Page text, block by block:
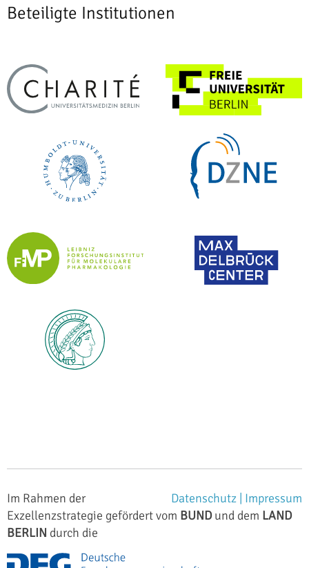
Beteiligte Institutionen
Impressum
Datenschutz |
Im Rahmen der
Exzellenzstrategie gefördert vom BUNDund dem LAND
BERLIN durch die